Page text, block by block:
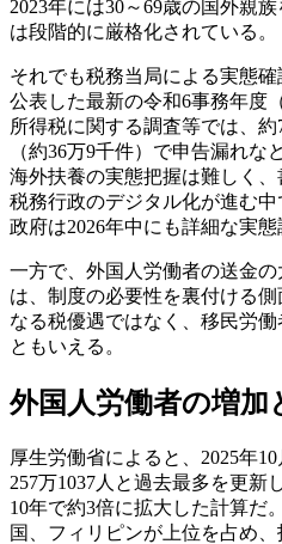
2023年には30～69歳の国外親
は段階的に厳格化されている。
それでも税務当局による実態
公表した最新の令和6事務年度
所得税に関する調査等では、約
（約36万9千件）で申告漏れな
海外扶養の実態把握は難しく、
税務行政のデジタル化が進む中
政府は2026年中にも詳細な実態
一方で、外国人労働者の送金
は、制度の必要性を裏付ける
なる税優遇ではなく、移民労
ともいえる。
外国人労働者の増加
厚生労働省によると、2025年
257万1037人と過去最多を更新
10年で約3倍に拡大した計算だ
国、フィリピンが上位を占め